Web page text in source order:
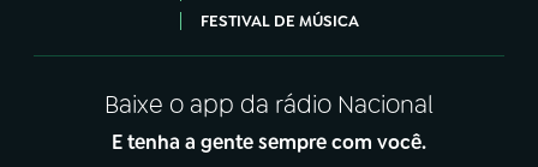
FESTIVAL DE MÚSICA
Baixe o app da rádio Nacional
E tenha a gente sempre com você.